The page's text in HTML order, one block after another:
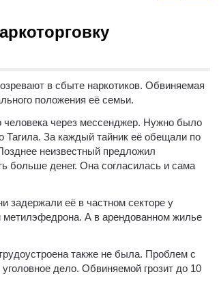
в сбыте наркотиков. Обвиняемая
положения её семьи.
человека через мессенджер. Нужно было
Тагила. За каждый тайник её обещали по
неизвестный предложил
больше денег. Она согласилась и сама
задержали её в частном секторе у
метилэфедрона. А в арендованном жилье
также не была. Проблем с
дело. Обвиняемой грозит до 10